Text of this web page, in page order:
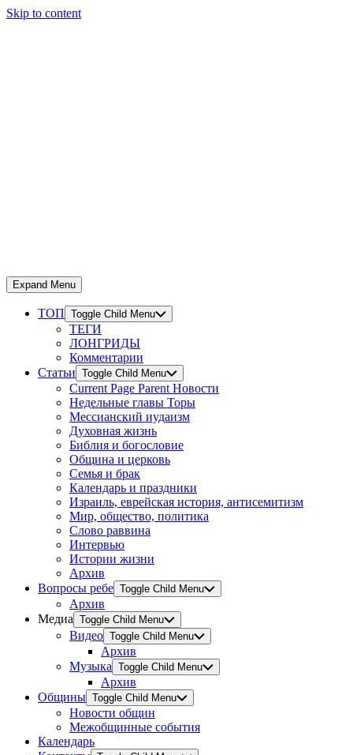
Skip to content
Expand Menu
ТОП Toggle Child Menu
ТЕГИ
ЛОНГРИДЫ
Комментарии
Статьи Toggle Child Menu
Current Page Parent Новости
Недельные главы Торы
Мессианский иудаизм
Духовная жизнь
Библия и богословие
Община и церковь
Семья и брак
Календарь и праздники
Израиль, еврейская история, антисемитизм
Мир, общество, политика
Слово раввина
Интервью
Истории жизни
Архив
Вопросы ребе Toggle Child Menu
Архив
Медиа Toggle Child Menu
Видео Toggle Child Menu
Архив
Музыка Toggle Child Menu
Архив
Общины Toggle Child Menu
Новости общин
Межобщинные события
Календарь